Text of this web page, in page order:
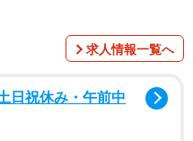
求人情報一覧へ
日祝休み・午前中